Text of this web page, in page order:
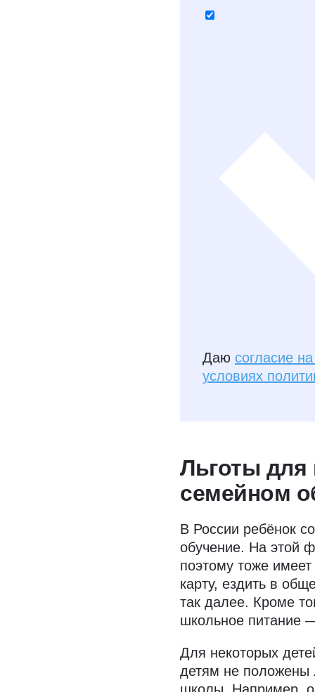
Даю согласие
условиях
Льготы
семейном
В России ребёнок
обучение. На этой
поэтому тоже
карту, ездить в
так далее. Кроме
школьное питание
Для некоторых
детям не положены
школы. Например,